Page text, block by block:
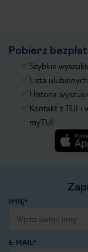
Pobierz
Szybkie
Lista
Historia
Kontakt z TUI i
myTUI
IMIĘ*
E-MAIL*